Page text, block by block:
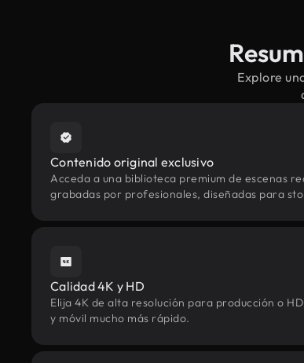
Explore
Contenido original exclusivo
Acceda a una biblioteca premium de escenas
grabadas por profesionales, diseñadas para
Calidad 4K y HD
Elija 4K de alta resolución para producción o
y móvil mucho más rápido.